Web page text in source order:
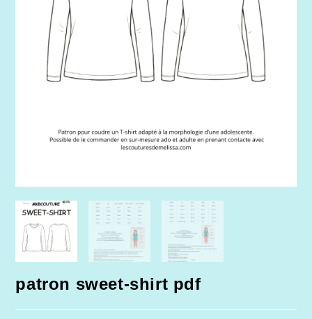
patron sweet-shirt pdf